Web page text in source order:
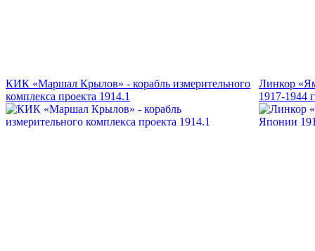
КИК «Маршал Крылов» - корабль измерительного
комплекса проекта 1914.1
Линкор
1917-1944